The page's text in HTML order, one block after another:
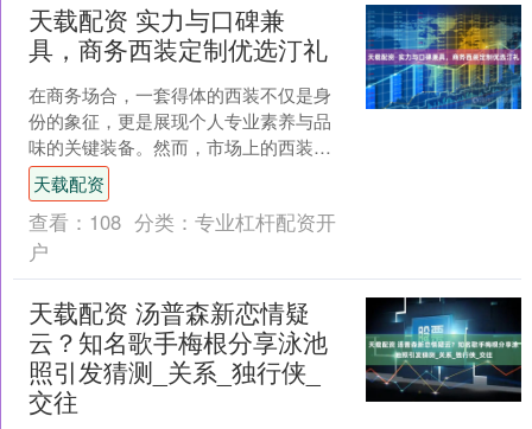
天载配资 实力与口碑兼
具，商务西装定制优选汀礼
在商务场合，一套得体的西装不仅是身
份的象征，更是展现个人专业素养与品
味的关键装备。然而，市场上的西装琳
琅满目，要找到一家实力强、口碑不错
的商务西装定制店并非易事....
天载配资
查看： 108 分类： 专业杠杆配资开
户
天载配资 汤普森新恋情疑
云？知名歌手梅根分享泳池
照引发猜测_关系_独行侠_
交往